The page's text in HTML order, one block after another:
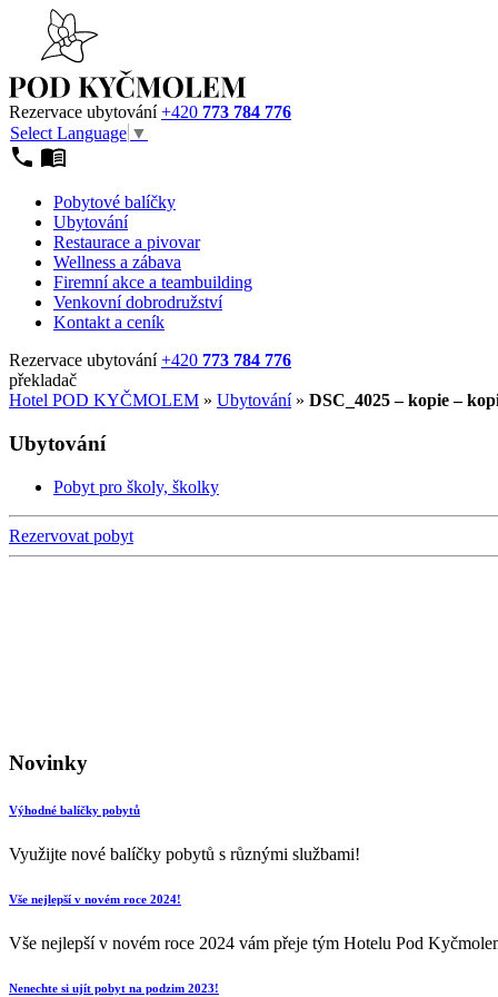
Rezervace ubytování+420 773 784 776
Select Language ▼
Pobytové balíčky
Ubytování
Restaurace a pivovar
Wellness a zábava
Firemní akce a teambuilding
Venkovní dobrodružství
Kontakt a ceník
Rezervace ubytování+420 773 784 776
překladač
Hotel POD KYČMOLEM » Ubytování» DSC_4025 – kopie –
Ubytování
Pobyt pro školy, školky
Rezervovat pobyt
Novinky
Výhodné balíčky pobytů
Využijte nové balíčky pobytů s různými službami!
Vše nejlepší v novém roce 2024!
Vše nejlepší v novém roce 2024 vám přeje tým Hotelu Pod
Nenechte si ujít pobyt na podzim 2023!